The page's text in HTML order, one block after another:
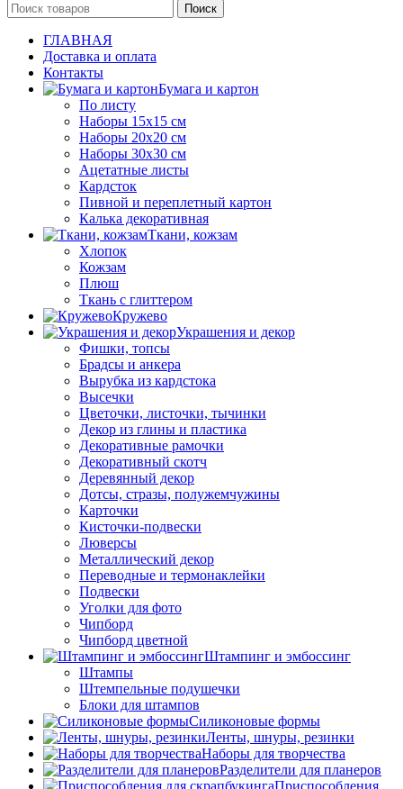
Поиск
ГЛАВНАЯ
Доставка и оплата
Контакты
Бумага и картон
По листу
Наборы 15х15 см
Наборы 20х20 см
Наборы 30х30 см
Ацетатные листы
Кардсток
Пивной и переплетный картон
Калька декоративная
Ткани, кожзам
Хлопок
Кожзам
Плюш
Ткань с глиттером
Кружево
Украшения и декор
Фишки, топсы
Брадсы и анкера
Вырубка из кардстока
Высечки
Цветочки, листочки, тычинки
Декор из глины и пластика
Декоративные рамочки
Декоративный скотч
Деревянный декор
Дотсы, стразы, полужемчужины
Карточки
Кисточки-подвески
Люверсы
Металлический декор
Переводные и термонаклейки
Подвески
Уголки для фото
Чипборд
Чипборд цветной
Штампинг и эмбоссинг
Штампы
Штемпельные подушечки
Блоки для штампов
Силиконовые формы
Ленты, шнуры, резинки
Наборы для творчества
Разделители для планеров